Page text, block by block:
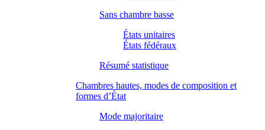
Sans chambre basse
États unitaires
États fédéraux
Résumé statistique
Chambres hautes, modes de composition et
formes d’État
Mode majoritaire